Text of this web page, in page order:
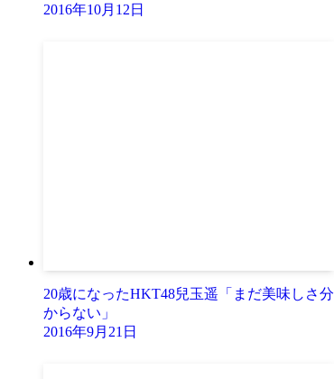
2016年10月12日
20歳になったHKT48兒玉遥「まだ美味しさ分
からない」
2016年9月21日